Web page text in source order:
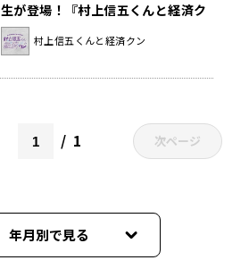
生が登場！『村上信五くんと経済ク
ン』
村上信五くんと経済クン
1 次ページ
年月別で見る